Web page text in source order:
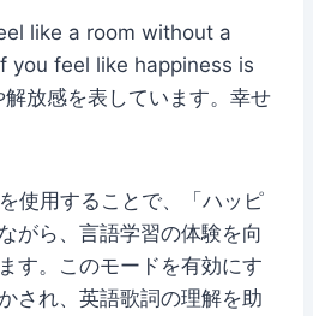
like a room without a
you feel like happiness is
放感を表しています。幸せ
使用することで、「ハッピ
がら、言語学習の体験を向
す。このモードを有効にす
され、英語歌詞の理解を助